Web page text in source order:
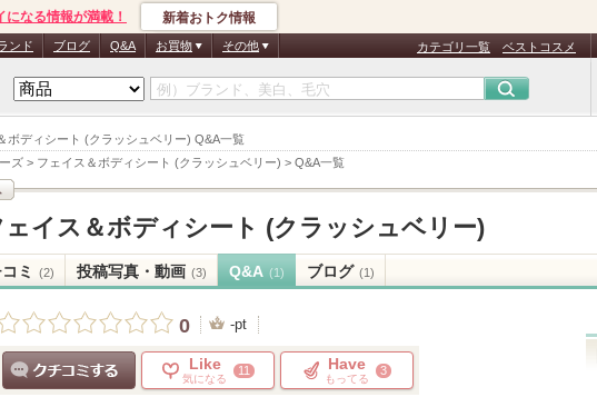
ボディシート (クラッシュベリー) Q&A一覧
ズ > フェイス＆ボディシート (クラッシュベリー) > Q&A一覧
になる情報が満載！ 新着おトク情報
ンド ブログ Q&A お買物 その他 カテゴリ一覧 ベストコスメ
ェイス＆ボディシート (クラッシュベリー)
ミ (2) 投稿写真・動画 (3) Q&A (1) ブログ (1)
0 -pt
Like
気になる
11 Have
もってる
3